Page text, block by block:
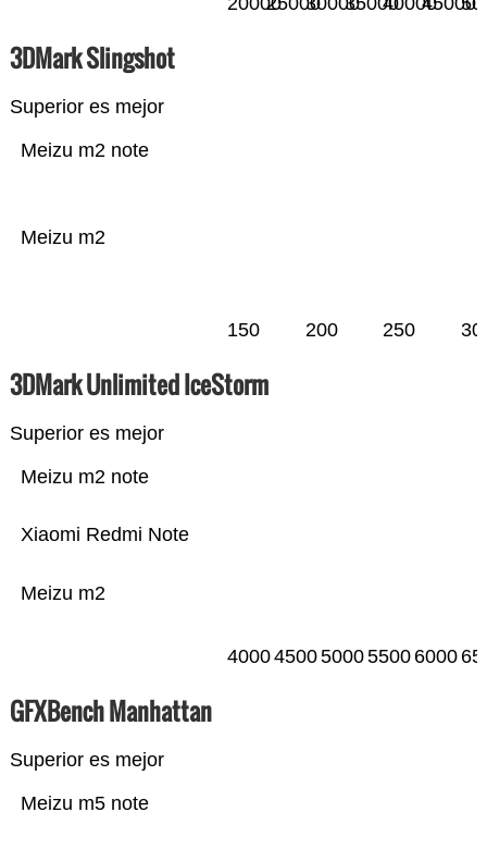
3DMark Slingshot
Superior es mejor
Meizu m2
Meizu m2 note
150 200 250
3DMark Unlimited IceStorm
Superior es mejor
Meizu m2
Xiaomi Redmi Note
Meizu m2 note
4000450050005500 6000
GFXBench Manhattan
Superior es mejor
Meizu m5 note